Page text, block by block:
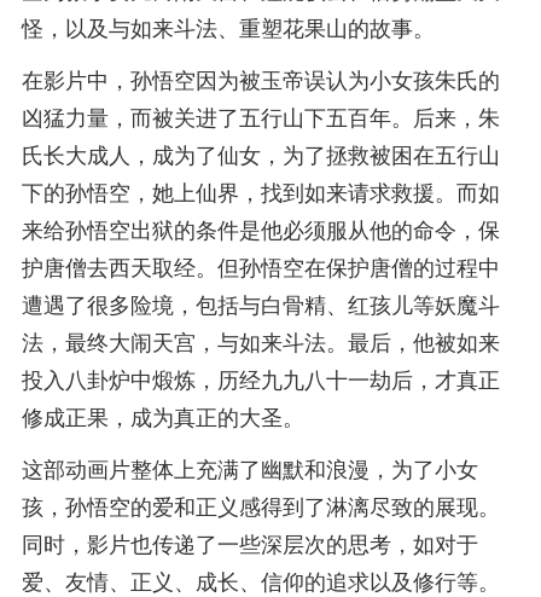
怪，以及与如来斗法、重塑花果山的故事。
在影片中，孙悟空因为被玉帝误认为小女孩朱氏的
凶猛力量，而被关进了五行山下五百年。后来，朱
氏长大成人，成为了仙女，为了拯救被困在五行山
下的孙悟空，她上仙界，找到如来请求救援。而如
来给孙悟空出狱的条件是他必须服从他的命令，保
护唐僧去西天取经。但孙悟空在保护唐僧的过程中
遭遇了很多险境，包括与白骨精、红孩儿等妖魔斗
法，最终大闹天宫，与如来斗法。最后，他被如来
投入八卦炉中煅炼，历经九九八十一劫后，才真正
修成正果，成为真正的大圣。
这部动画片整体上充满了幽默和浪漫，为了小女
孩，孙悟空的爱和正义感得到了淋漓尽致的展现。
同时，影片也传递了一些深层次的思考，如对于
爱、友情、正义、成长、信仰的追求以及修行等。